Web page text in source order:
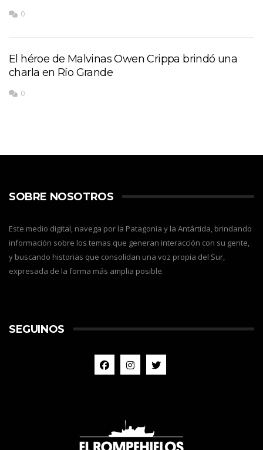
0
El héroe de Malvinas Owen Crippa brindó una
charla en Río Grande
0
SOBRE NOSOTROS
Este medio digital, navega por la Patagonia y la Antártida, brindando
información sobre los temas que generan interacción con su gente,
y buscando historias que consolidan una voz propia del Sur,
expresada de la forma más amplia posible.
SEGUINOS